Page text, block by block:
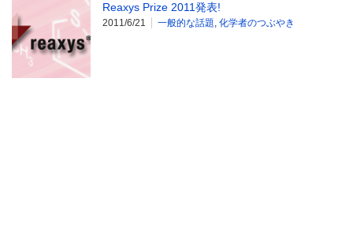
Reaxys Prize 2011発表!
2011/6/21 一般的な話題, 化学者のつぶやき